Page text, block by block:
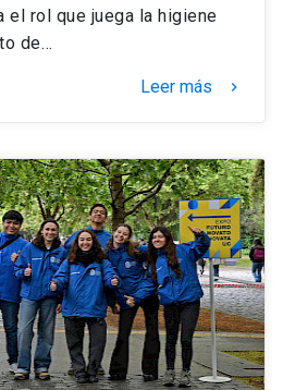
el rol que juega la higiene
de…
Leer más keyboard_arrow_right